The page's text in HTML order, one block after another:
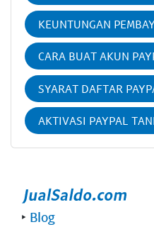
KEUNTUNGAN
CARA BUAT AKUN
SYARAT DAFTAR
AKTIVASI PAYPAL
‣ Blog